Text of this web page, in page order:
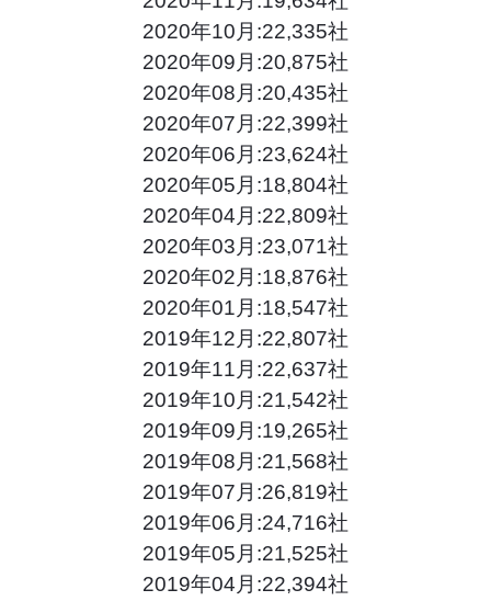
2020年10月:22,335社
2020年09月:20,875社
2020年08月:20,435社
2020年07月:22,399社
2020年06月:23,624社
2020年05月:18,804社
2020年04月:22,809社
2020年03月:23,071社
2020年02月:18,876社
2020年01月:18,547社
2019年12月:22,807社
2019年11月:22,637社
2019年10月:21,542社
2019年09月:19,265社
2019年08月:21,568社
2019年07月:26,819社
2019年06月:24,716社
2019年05月:21,525社
2019年04月:22,394社